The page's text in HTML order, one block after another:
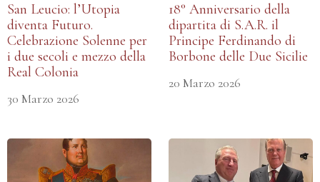
San Leucio: l’Utopia
diventa Futuro.
Celebrazione Solenne per
i due secoli e mezzo della
Real Colonia
30 Marzo 2026
18° Anniversario della
dipartita di S.A.R. il
Principe Ferdinando di
Borbone delle Due Sicilie
20 Marzo 2026